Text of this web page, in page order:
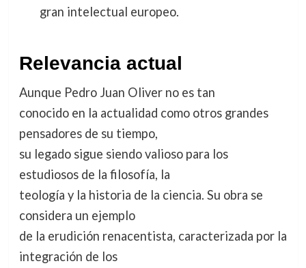
gran intelectual europeo.
Relevancia actual
Aunque Pedro Juan Oliver no es tan
conocido en la actualidad como otros grandes
pensadores de su tiempo,
su legado sigue siendo valioso para los
estudiosos de la filosofía, la
teología y la historia de la ciencia. Su obra se
considera un ejemplo
de la erudición renacentista, caracterizada por la
integración de los